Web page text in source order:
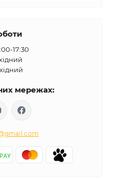
17:30
мережах: